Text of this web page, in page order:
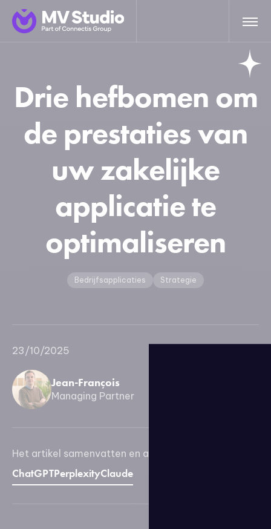
Drie hefbomen om
de prestaties van
uw zakelijke
applicatie te
optimaliseren
Bedrijfsapplicaties Strategie
23/10/2025
Jean-François
Managing Partner
Het artikel samenvatten en analyseren met AI:
ChatGPTPerplexityClaude